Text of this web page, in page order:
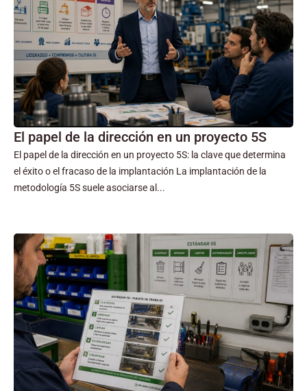
El papel de la dirección en un proyecto 5S
El papel de la dirección en un proyecto 5S: la clave que determina
el éxito o el fracaso de la implantación La implantación de la
metodología 5S suele asociarse al...